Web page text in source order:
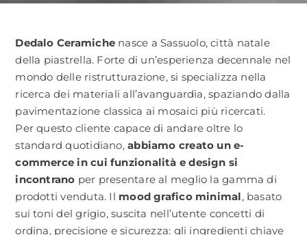
Dedalo Ceramichenasce a Sassuolo, città natale
della piastrella. Forte di un’esperienza decennale nel
mondo delle ristrutturazione, si specializza nella
ricerca dei materiali all’avanguardia, spaziando dalla
pavimentazione classica ai mosaici più ricercati.
Per questo cliente capace di andare oltre lo
standard quotidiano,abbiamo creato un e-
commerce in cui funzionalità e design si
incontrano per presentare al meglio la gamma di
prodotti venduta. Il mood grafico minimal, basato
sui toni del grigio, suscita nell’utente concetti di
ordina, precisione e sicurezza: gli ingredienti chiave